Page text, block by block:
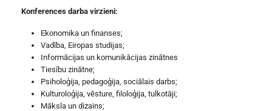
Konferences darba virzieni:
Ekonomika un finanses;
Vadība, Eiropas studijas;
Informācijas un komunikācijas zinātnes
Tiesību zinātne;
Psiholoģija, pedagoģija, sociālais darbs;
Kulturoloģija, vēsture, filoloģija, tulkotāji;
Māksla un dizains;